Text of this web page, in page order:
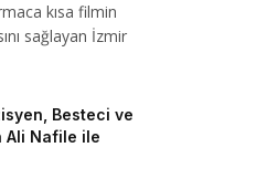
kısa filmin
sağlayan İzmir
Besteci ve
Ali Nafile ile